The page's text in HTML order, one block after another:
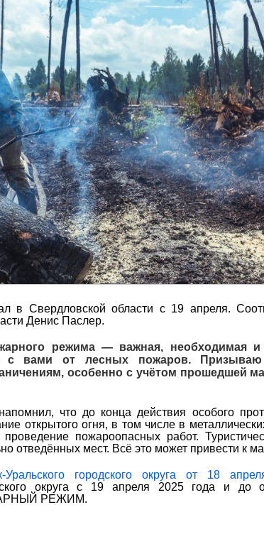
в Свердловской области с 19 апреля.
Денис Паслер.
режима — важная, необходимая и
с вами от лесных пожаров. Призываю
особенно с учётом прошедшей
что до конца действия особого
открытого огня, в том числе в
пожароопасных работ.
отведённых мест. Всё это может привести к
Уральского городского округа от 18
округа с 19 апреля 2025 года и до
РЕЖИМ.